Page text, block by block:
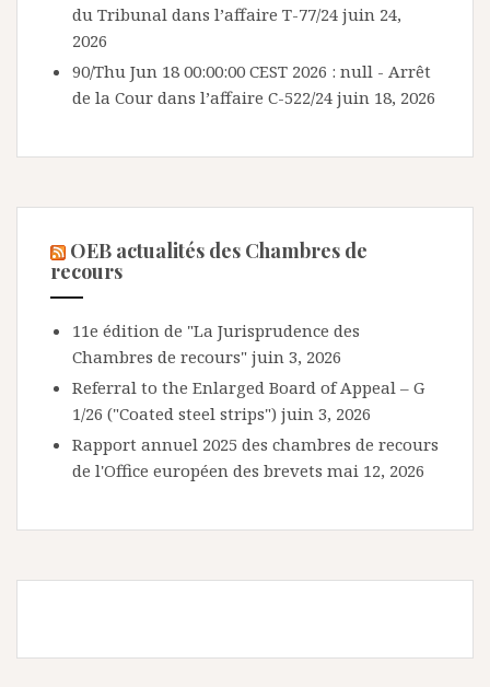
du Tribunal dans l’affaire T-77/24 juin 24,
2026
90/Thu Jun 18 00:00:00 CEST 2026 : null - Arrêt
de la Cour dans l’affaire C-522/24 juin 18, 2026
OEB actualités des Chambres de
recours
11e édition de "La Jurisprudence des
Chambres de recours" juin 3, 2026
Referral to the Enlarged Board of Appeal – G
1/26 ("Coated steel strips") juin 3, 2026
Rapport annuel 2025 des chambres de recours
de l'Office européen des brevets mai 12, 2026